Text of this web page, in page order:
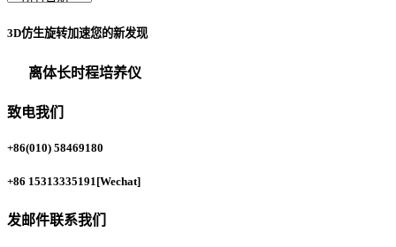
3D仿生旋转加速您的新发现
离体长时程培养仪
致电我们
+86(010) 58469180
+86 15313335191[Wechat]
发邮件联系我们